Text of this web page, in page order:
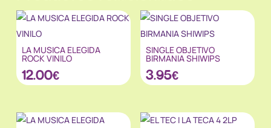
LA MUSICA ELEGIDA
ROCK VINILO
12.00€
SINGLE OBJETIVO
BIRMANIA SHIWIPS
3.95€